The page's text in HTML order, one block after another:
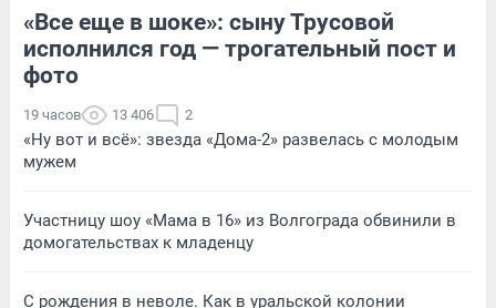
«Все еще в шоке»: сыну Трусовой
исполнился год — трогательный пост и
фото
19 часов 13 406 2
«Ну вот и всё»: звезда «Дома-2» развелась с молодым
мужем
Участницу шоу «Мама в 16» из Волгограда обвинили в
домогательствах к младенцу
С рождения в неволе. Как в уральской колонии